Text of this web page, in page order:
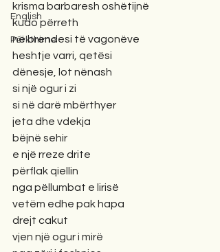
English
Përkthime
krisma barbaresh oshëtijnë
kudo përreth
në brendesi të vagonëve
heshtje varri, qetësi
dënesje, lot nënash
si një ogur i zi
si në darë mbërthyer
jeta dhe vdekja
bëjnë sehir
e një rreze drite
përflak qiellin
nga pëllumbat e lirisë
vetëm edhe pak hapa
drejt cakut
vjen një ogur i mirë